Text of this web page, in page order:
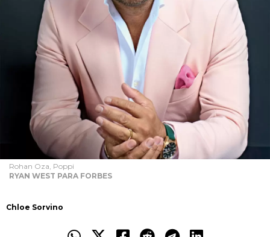
Rohan Oza, Poppi
RYAN WEST PARA FORBES
Chloe Sorvino